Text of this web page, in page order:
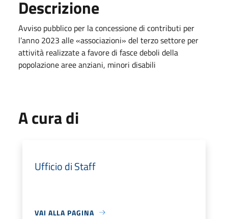
Descrizione
Avviso pubblico per la concessione di contributi per
l’anno 2023 alle «associazioni» del terzo settore per
attività realizzate a favore di fasce deboli della
popolazione aree anziani, minori disabili
A cura di
Ufficio di Staff
VAI ALLA PAGINA